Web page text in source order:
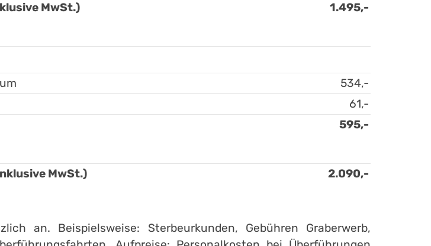
MwSt.) 1.495,-
534,-
61,-
595,-
MwSt.) 2.090,-
an. Beispielsweise: Sterbeurkunden, Gebühren Graberwerb,